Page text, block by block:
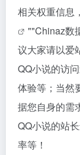
相关权重信息
""Chinaz数
议大家请以爱
QQ小说的访
体验等；当然
据您自身的需
QQ小说的站
率等！